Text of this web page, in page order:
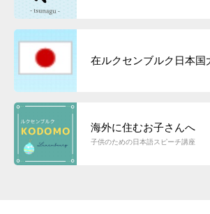
在ルクセンブルク日本国
海外に住むお子さんへ
子供のための日本語スピーチ講座